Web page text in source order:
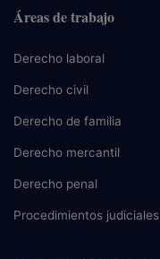
Áreas de trabajo
Derecho laboral
Derecho civil
Derecho de familia
Derecho mercantil
Derecho penal
Procedimientos judiciales